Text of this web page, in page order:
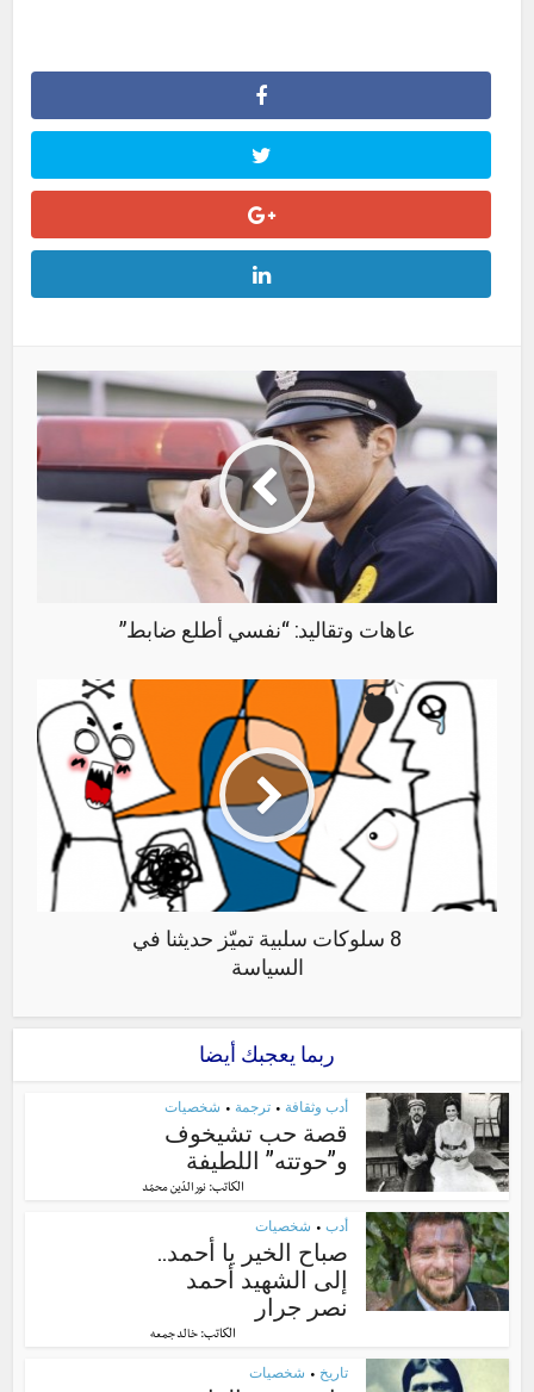
عاهات وتقاليد: “نفسي أطلع ضابط”
8 سلوكات سلبية تميّز حديثنا في
السياسة
ربما يعجبك أيضا
أدب وثقافة • ترجمة • شخصيات
قصة حب تشيخوف
و”حوتته” اللطيفة
الكاتب:نور الدّين محمّد
أدب • شخصيات
صباح الخير يا أحمد..
إلى الشهيد أحمد
نصر جرار
الكاتب:خالد جمعه
تاريخ • شخصيات